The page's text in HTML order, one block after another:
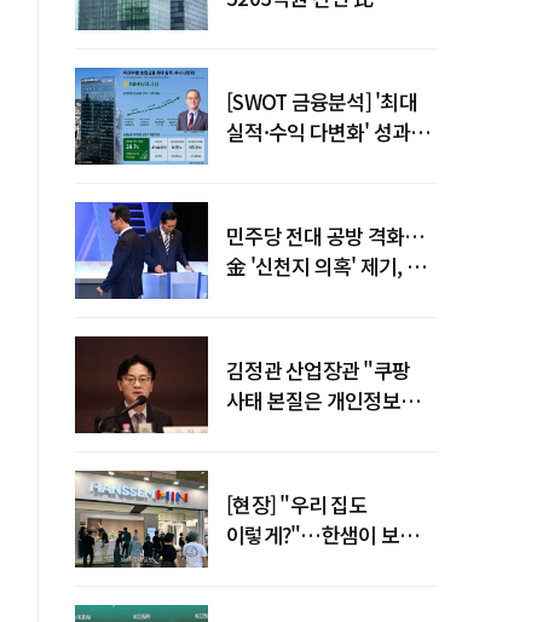
[SWOT 금융분석] '최대
실적·수익 다변화' 성과…
민주당 전대 공방 격화…
金 '신천지 의혹' 제기, 鄭
김정관 산업장관 "쿠팡
사태 본질은 개인정보
[현장] "우리 집도
이렇게?"…한샘이 보여준